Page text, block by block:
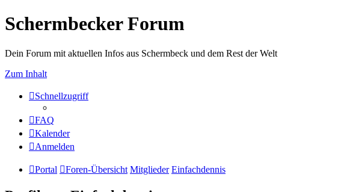
Schermbecker Forum
Dein Forum mit aktuellen Infos aus Schermbeck und dem Rest der Welt
Zum Inhalt
Schnellzugriff
FAQ
Kalender
Anmelden
Portal Foren-Übersicht Mitglieder Einfachdennis